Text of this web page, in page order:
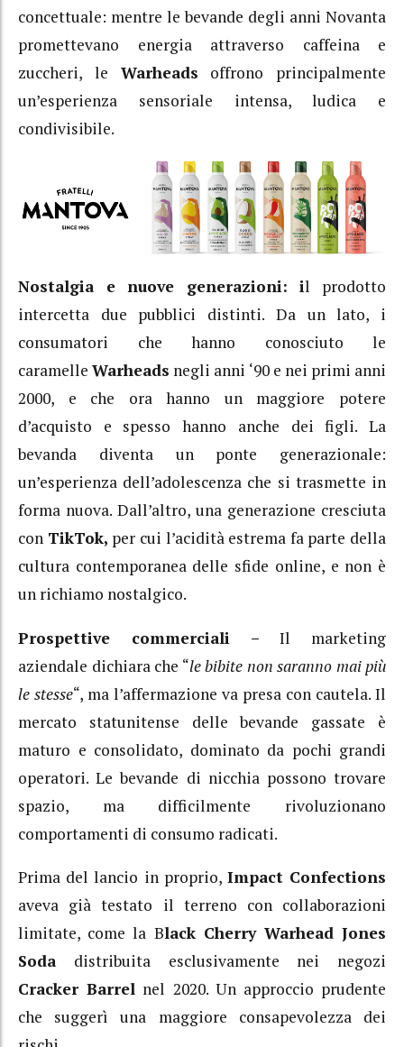
concettuale: mentre le bevande degli anni Novanta
promettevano energia attraverso caffeina e
zuccheri, le Warheads offrono principalmente
un’esperienza sensoriale intensa, ludica e
condivisibile.
Nostalgia e nuove generazioni: il prodotto
intercetta due pubblici distinti. Da un lato, i
consumatori che hanno conosciuto le
caramelleWarheads negli anni ‘90 e nei primi anni
2000, e che ora hanno un maggiore potere
d’acquisto e spesso hanno anche dei figli. La
bevanda diventa un ponte generazionale:
un’esperienza dell’adolescenza che si trasmette in
forma nuova. Dall’altro, una generazione cresciuta
con TikTok, per cui l’acidità estrema fa parte della
cultura contemporanea delle sfide online, e non è
un richiamo nostalgico.
Prospettive commerciali –Il marketing
aziendale dichiara che “le bibite non saranno mai più
le stesse“, ma l’affermazione va presa con cautela. Il
mercato statunitense delle bevande gassate è
maturo e consolidato, dominato da pochi grandi
operatori. Le bevande di nicchia possono trovare
spazio, ma difficilmente rivoluzionano
comportamenti di consumo radicati.
Prima del lancio in proprio, Impact Confections
aveva già testato il terreno con collaborazioni
limitate, come la Black Cherry Warhead Jones
Soda distribuita esclusivamente nei negozi
Cracker Barrel nel 2020. Un approccio prudente
che suggerì una maggiore consapevolezza dei